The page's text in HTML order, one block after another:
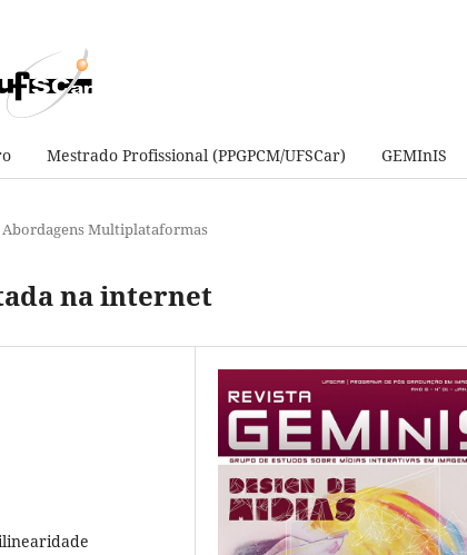
Mestrado Profissional (PPGPCM/UFSCar) GEMInIS
Abordagens Multiplataformas
na internet